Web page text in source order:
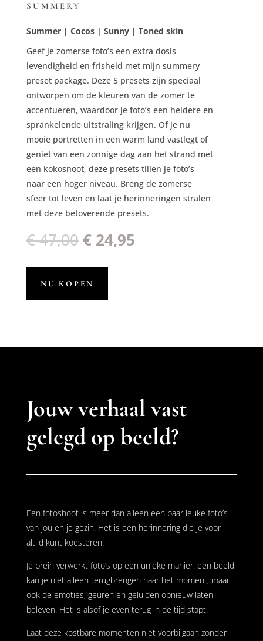
SUMMERY
Summer | Cocos | Sunny | Toned skin
Geef je zomerse foto’s een extra dosis
levendigheid en frisheid met mijn summery
preset package. Deze 5 presets zijn speciaal
ontworpen om de kleuren van de zomer te
accentueren, waardoor je foto’s een heldere en
sprankelende uitstraling krijgen. Of je nu
mooie portretten in een warm land vastlegt of
geniet van een zonnige dag aan het strand met
een kokosnoot, deze presets tillen je foto’s
naar een hoger niveau. Breng de zomerse
sfeer tot leven en laat je herinneringen stralen
met deze betoverende presets.
€47,00 Oorspronkelijke
prijs
was:
€ 47,00.
€24,95Huidige
NU KOPEN
Jouw verhaal vast
gelegd op beeld?
Een fotoshoot is meer dan alleen een paar leuke foto’s
van jou en je gezin. Het is een herinnering die je voor
altijd kunt koesteren.
Je brein verwerkt foto’s op een unieke manier: een beeld
kan je niet alleen terugbrengen naar het moment, maar
ook de emoties, geuren en geluiden opnieuw laten
beleven. Het is alsof je even terug in de tijd stapt.
Laat deze kostbare momenten niet voorbijgaan zonder